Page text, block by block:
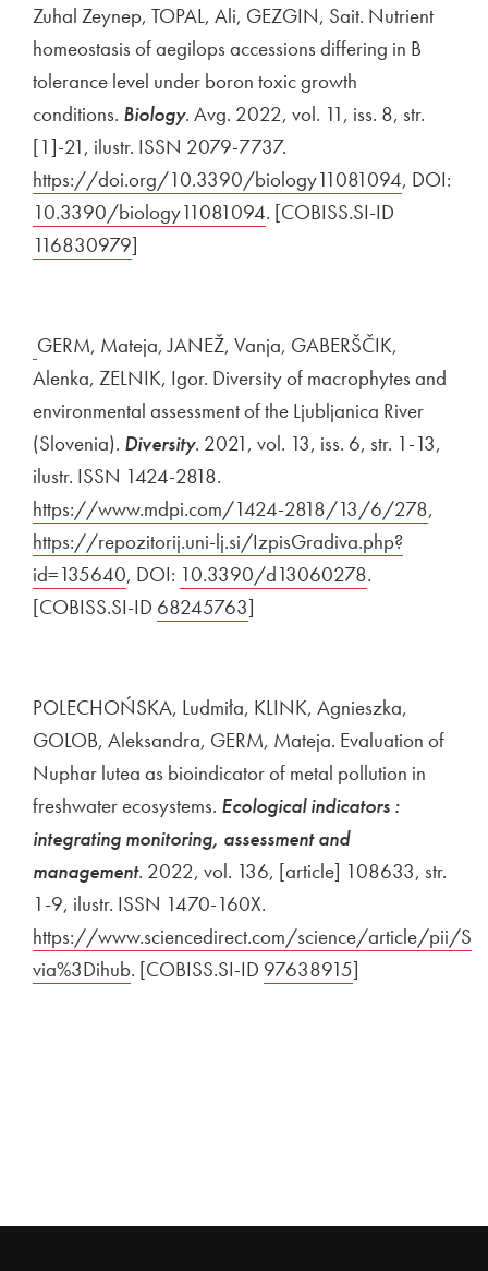
Zuhal Zeynep, TOPAL, Ali, GEZGIN, Sait. Nutrient
homeostasis of aegilops accessions differing in B
tolerance level under boron toxic growth
conditions. Biology. Avg. 2022, vol. 11, iss. 8, str.
[1]-21, ilustr. ISSN 2079-7737.
https://doi.org/10.3390/biology11081094Odpira se
, DOI:
10.3390/biology11081094Odpira se v novem oknu
. [COBISS.SI-ID
116830979Odpira se v novem oknu
]
GERM, Mateja, JANEŽ, Vanja, GABERŠČIK,
Alenka, ZELNIK, Igor. Diversity of macrophytes and
environmental assessment of the Ljubljanica River
(Slovenia). Diversity. 2021, vol. 13, iss. 6, str. 1-13,
ilustr. ISSN 1424-2818.
https://www.mdpi.com/1424-2818/13/6/278,
https://repozitorij.uni-lj.si/IzpisGradiva.php?
id=135640Odpira se v novem oknu
, DOI: Zunanja povezava na
10.3390/d13060278Odpira se v
.
[COBISS.SI-ID Zunanja povezava na
68245763Odpira se v novem oknu
]
POLECHOŃSKA, Ludmiła, KLINK, Agnieszka,
GOLOB, Aleksandra, GERM, Mateja. Evaluation of
Nuphar lutea as bioindicator of metal pollution in
freshwater ecosystems. Ecological indicators :
integrating monitoring, assessment and
management. 2022, vol. 136, [article] 108633, str.
1-9, ilustr. ISSN 1470-160X.
https://www.sciencedirect.com/science/article/pii/
via%3DihubOdpira se v novem oknu
. [COBISS.SI-ID Zunanja povezava na
97638915Odpira se v
]